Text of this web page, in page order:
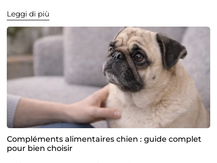
Leggi di più
Compléments alimentaires chien : guide complet
pour bien choisir